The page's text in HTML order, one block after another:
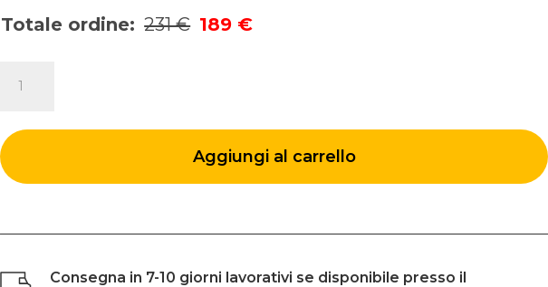
Totale ordine: 231 € 189 €
BELLINZONA
Aggiungi al carrello
Consegna in 7-10 giorni lavorativi se disponibile presso il